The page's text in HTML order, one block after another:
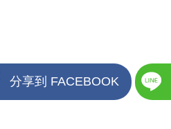
分享到 FACEBOOK